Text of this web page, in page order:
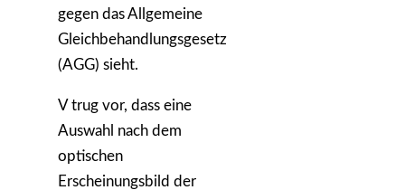
gegen das Allgemeine
Gleichbehandlungsgesetz
(AGG) sieht.
V trug vor, dass eine
Auswahl nach dem
optischen
Erscheinungsbild der